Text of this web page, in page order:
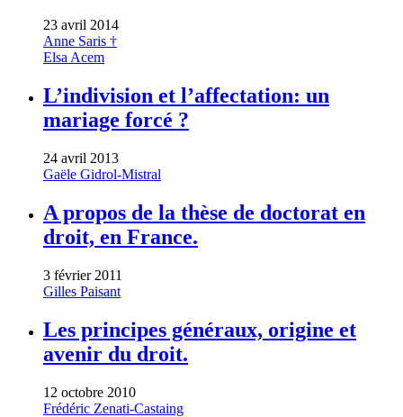
23 avril 2014
Anne Saris †
Elsa Acem
L’indivision et l’affectation: un
mariage forcé ?
24 avril 2013
Gaële Gidrol-Mistral
A propos de la thèse de doctorat en
droit, en France.
3 février 2011
Gilles Paisant
Les principes généraux, origine et
avenir du droit.
12 octobre 2010
Frédéric Zenati-Castaing